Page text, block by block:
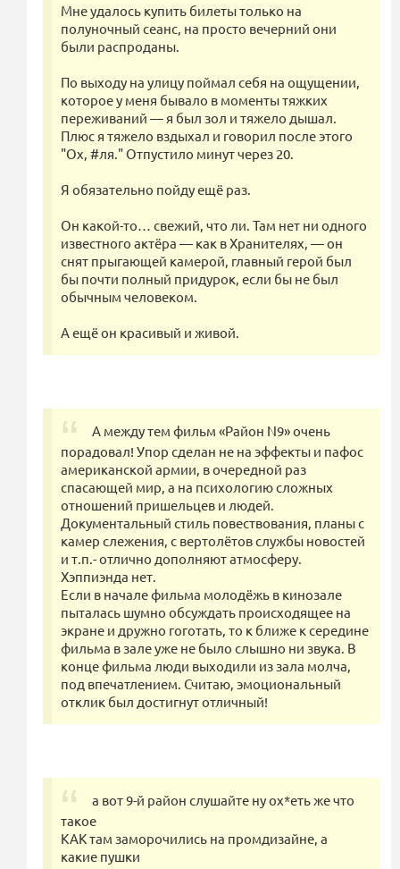
Мне удалось купить билеты только на
полуночный сеанс, на просто вечерний они
были распроданы.
По выходу на улицу поймал себя на ощущении,
которое у меня бывало в моменты тяжких
переживаний — я был зол и тяжело дышал.
Плюс я тяжело вздыхал и говорил после этого
"Ох, #ля." Отпустило минут через 20.
Я обязательно пойду ещё раз.
Он какой-то… свежий, что ли. Там нет ни одного
известного актёра — как в Хранителях, — он
снят прыгающей камерой, главный герой был
бы почти полный придурок, если бы не был
обычным человеком.
А ещё он красивый и живой.
А между тем фильм «Район N9» очень
порадовал! Упор сделан не на эффекты и пафос
американской армии, в очередной раз
спасающей мир, а на психологию сложных
отношений пришельцев и людей.
Документальный стиль повествования, планы с
камер слежения, с вертолётов службы новостей
и т.п.- отлично дополняют атмосферу.
Хэппиэнда нет.
Если в начале фильма молодёжь в кинозале
пыталась шумно обсуждать происходящее на
экране и дружно гоготать, то к ближе к середине
фильма в зале уже не было слышно ни звука. В
конце фильма люди выходили из зала молча,
под впечатлением. Считаю, эмоциональный
отклик был достигнут отличный!
а вот 9-й район слушайте ну ох*еть же что
такое
КАК там заморочились на промдизайне, а
какие пушки